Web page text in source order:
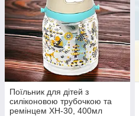
Поїльник для дітей з
силіконовою трубочкою та
ремінцем XH-30, 400мл